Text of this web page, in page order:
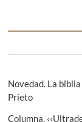
c
n
d
r
o
g
i
Novedad. La
Prieto
Columna.